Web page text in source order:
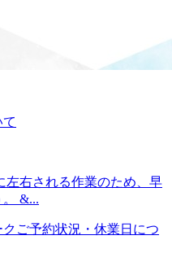
左右される作業のため、早
&...